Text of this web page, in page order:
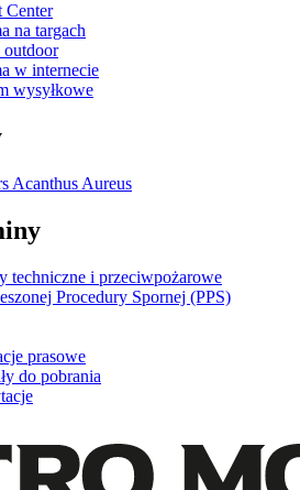
Center
na targach
w internecie
wysyłkowe
Acanthus Aureus
techniczne i przeciwpożarowe
Procedury Spornej (PPS)
prasowe
do pobrania